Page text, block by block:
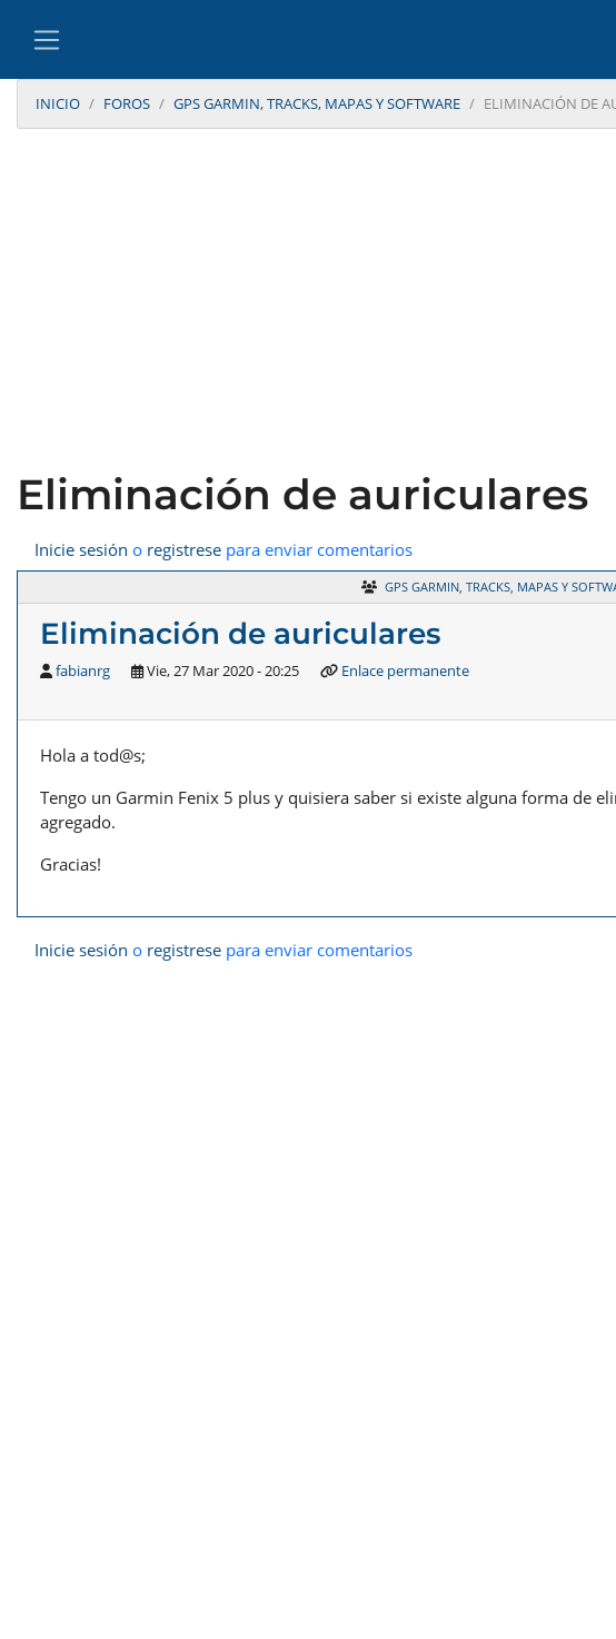
INICIO FOROS GPS GARMIN, TRACKS, MAPAS Y SOFTWARE ELIMINACIÓN DE
Eliminación de auriculares
Inicie sesión o registrese para enviar comentarios
GPS GARMIN, TRACKS, MAPAS Y
Eliminación de auriculares
fabianrg Vie, 27 Mar 2020 - 20:25 Enlace permanente
Hola a tod@s;
Tengo un Garmin Fenix 5 plus y quisiera saber si existe alguna forma de
agregado.
Gracias!
Inicie sesión o registrese para enviar comentarios